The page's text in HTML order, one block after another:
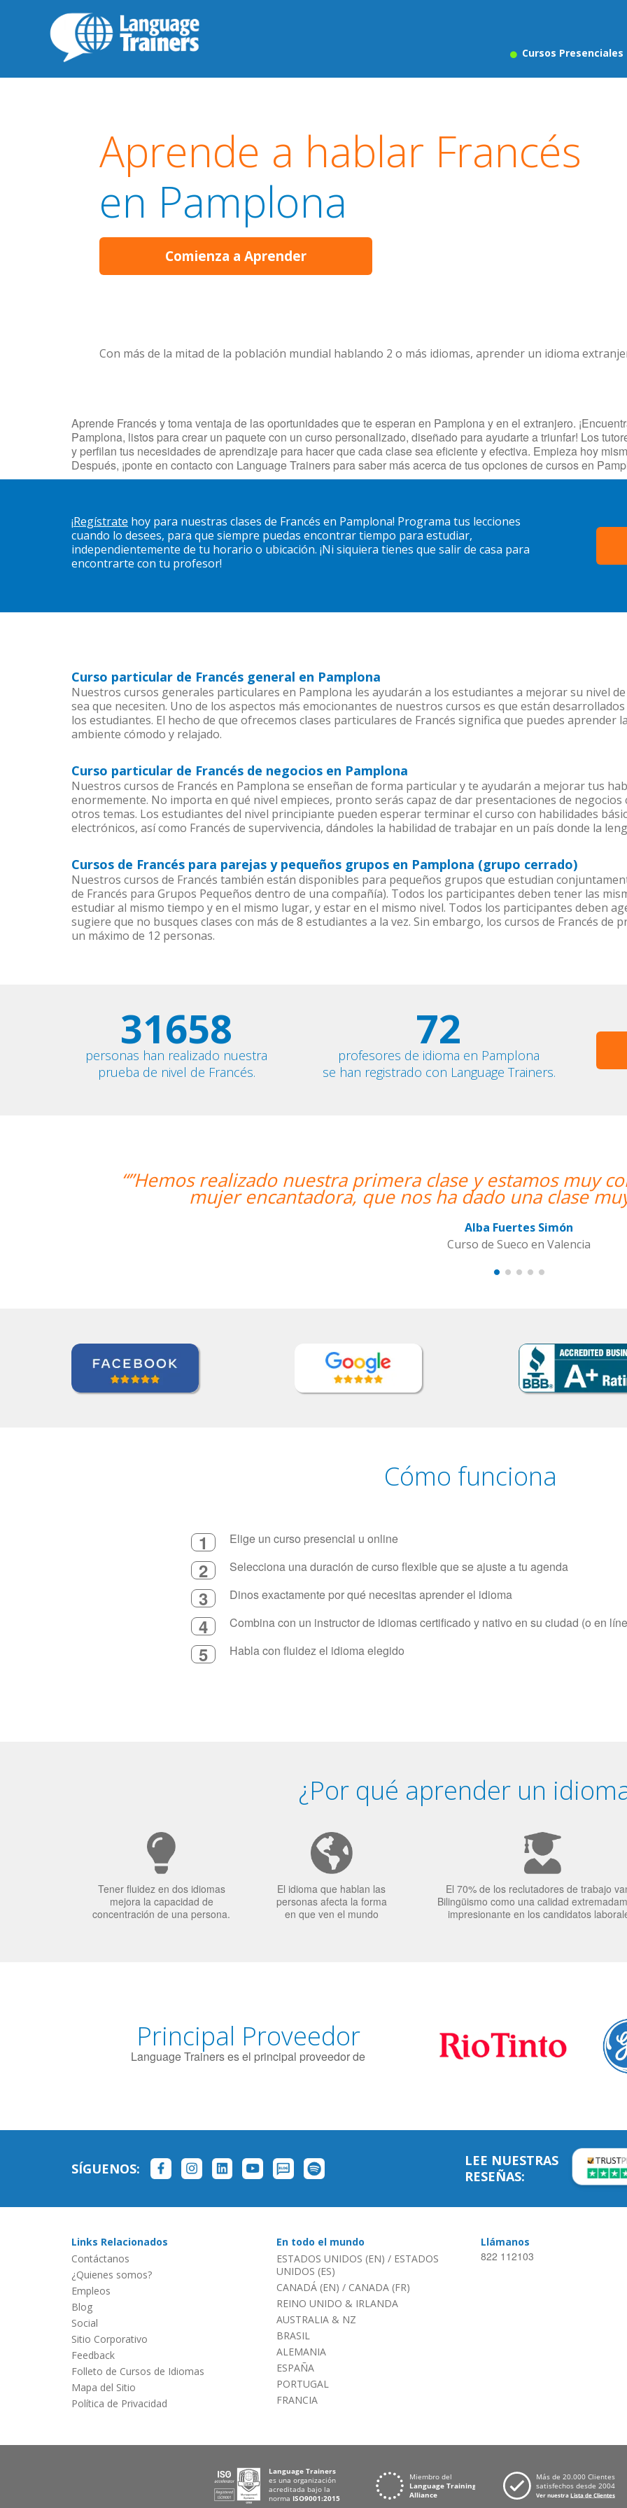
Cursos Presenciales
Aprende a hablar Francés
en Pamplona
Comienza a Aprender
Con más de la mitad de la población mundial hablando 2 o más idiomas, aprender un idioma
Aprende Francés y toma ventaja de las oportunidades que te esperan en Pamplona y en el extranjero.
Pamplona, listos para crear un paquete con un curso personalizado, diseñado para ayudarte a triunfar! Los
y perfilan tus necesidades de aprendizaje para hacer que cada clase sea eficiente y efectiva. Empieza hoy
Después, ¡ponte en contacto con Language Trainers para saber más acerca de tus opciones de cursos en
¡Regístrate hoy para nuestras clases de Francés en Pamplona! Programa tus lecciones
cuando lo desees, para que siempre puedas encontrar tiempo para estudiar,
independientemente de tu horario o ubicación. ¡Ni siquiera tienes que salir de casa para
encontrarte con tu profesor!
Curso particular de Francés general en Pamplona
Nuestros cursos generales particulares en Pamplona les ayudarán a los estudiantes a mejorar su nivel
sea que necesiten. Uno de los aspectos más emocionantes de nuestros cursos es que están
los estudiantes. El hecho de que ofrecemos clases particulares de Francés significa que puedes aprender
ambiente cómodo y relajado.
Curso particular de Francés de negocios en Pamplona
Nuestros cursos de Francés en Pamplona se enseñan de forma particular y te ayudarán a mejorar tus
enormemente. No importa en qué nivel empieces, pronto serás capaz de dar presentaciones de
otros temas. Los estudiantes del nivel principiante pueden esperar terminar el curso con habilidades
electrónicos, así como Francés de supervivencia, dándoles la habilidad de trabajar en un país donde la
Cursos de Francés para parejas y pequeños grupos en Pamplona (grupo cerrado)
Nuestros cursos de Francés también están disponibles para pequeños grupos que estudian
de Francés para Grupos Pequeños dentro de una compañía). Todos los participantes deben tener las
estudiar al mismo tiempo y en el mismo lugar, y estar en el mismo nivel. Todos los participantes deben
sugiere que no busques clases con más de 8 estudiantes a la vez. Sin embargo, los cursos de Francés
un máximo de 12 personas.
31658
personas han realizado nuestra
prueba de nivel de Francés.
72
profesores de idioma en Pamplona
se han registrado con Language Trainers.
realizado nuestra primera clase y estamos muy contentos. Nuestra
mujer encantadora, que nos ha dado una clase muy dinámica y
Cómo funciona
1 Elige un curso presencial u online
2 Selecciona una duración de curso flexible que se ajuste a tu agenda
3 Dinos exactamente por qué necesitas aprender el idioma
4 Combina con un instructor de idiomas certificado y nativo en su ciudad (o en
5 Habla con fluidez el idioma elegido
¿Por qué aprender un
Tener fluidez en dos idiomas
mejora la capacidad de
concentración de una persona.
El idioma que hablan las
personas afecta la forma
en que ven el mundo
El 70% de los reclutadores de trabajo
Bilingüismo como una calidad
impresionante en los candidatos
Principal Proveedor
Language Trainers es el principal proveedor de
SÍGUENOS:
LEE NUESTRAS
RESEÑAS:
Links Relacionados
Contáctanos
¿Quienes somos?
Empleos
Blog
Social
Sitio Corporativo
Feedback
Folleto de Cursos de Idiomas
Mapa del Sitio
Política de Privacidad
En todo el mundo
ESTADOS UNIDOS (EN) / ESTADOS
UNIDOS (ES)
CANADÁ (EN) / CANADA (FR)
REINO UNIDO & IRLANDA
AUSTRALIA & NZ
BRASIL
ALEMANIA
ESPAÑA
PORTUGAL
FRANCIA
Llámanos
822 112103